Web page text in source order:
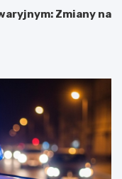
Zmiany na